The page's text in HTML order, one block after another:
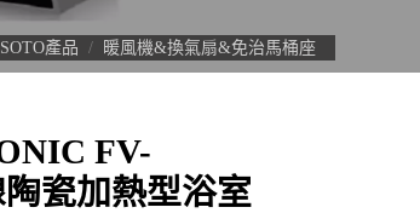
SOTO產品 暖風機&換氣扇&免治馬桶座
FV-
瓷加熱型浴室